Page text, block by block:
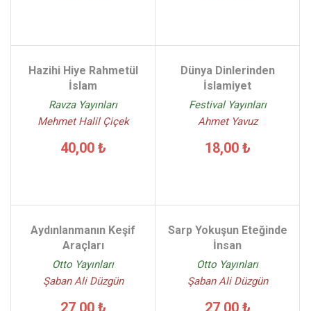
Osman Bodur - (1)
Osman Nuri Topbaş - (17)
Sadettin Turhan - (7)
Server İletişim Kolektif - (7)
Seyda Muhammed Emin Er - (2)
Hazihi Hiye Rahmetül
İslam
Ravza Yayınları
Mehmet Halil Çiçek
40,00 ₺
Dünya Dinlerinden
İslamiyet
Festival Yayınları
Ahmet Yavuz
18,00 ₺
Aydınlanmanın Keşif
Araçları
Otto Yayınları
Şaban Ali Düzgün
27,00 ₺
Sarp Yokuşun Eteğinde
İnsan
Otto Yayınları
Şaban Ali Düzgün
27,00 ₺